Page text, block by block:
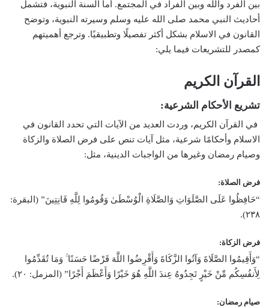
بين الفرد والله وبين الفراد في المجتمع. أما السنة النبوية، فتشمل
أحاديث النبي محمد صلى الله عليه وسلم وسيرته النبوية، وتوضح
القانون في الاسلام بشكل أكثر تفصيلًا وتطبيقيًا. وترجع أهميتهم
كمصدر للتشريعات فيما يلي:
القرآن الكريم
تشريع الأحكام الشرعية:
في القرآن الكريم، وردت العديد من الآيات التي تحدد القانون في
الاسلام وأحكامًا شرعية، مثل آيات تنص على فرض الصلاة والزكاة
وصيام رمضان وغيرها من الواجبات الدينية، مثل:
فرض الصلاة:
“حَافِظُوا عَلَى الصَّلَوَاتِ وَالصَّلَاةِ الْوُسْطَىٰ وَقُومُوا لِلَّهِ قَانِتِينَ” (البقرة:
٢٣٨).
فرض الزكاة:
“وَأَقِيمُوا الصَّلَاةَ وَآتُوا الزَّكَاةَ وَأَقْرِضُوا اللَّهَ قَرْضًا حَسَنًا ۚ وَمَا تُقَدِّمُوا
لِأَنفُسِكُم مِّنْ خَيْرٍ تَجِدُوهُ عِندَ اللَّهِ هُوَ خَيْرًا وَأَعْظَمَ أَجْرًا” (المزمل: ٢٠).
صيام رمضان: